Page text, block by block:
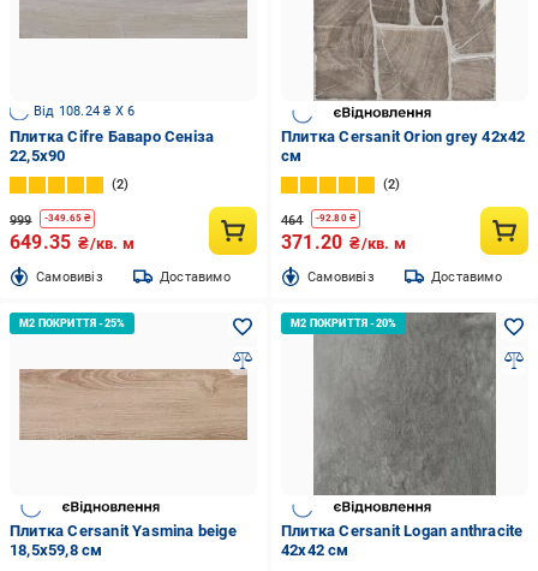
Від 108.24 ₴ X 6
Плитка Cifre Баваро Сеніза
22,5x90
2
999 -349.65 ₴
649.35 ₴/кв. м
Cамовивіз Доставимо
Плитка Cersanit Orion grey 42x42
см
2
464 -92.80₴
371.20 ₴/кв. м
Cамовивіз Доставимо
Плитка Cersanit Yasmina beige
18,5х59,8 см
Плитка Cersanit Logan anthracite
42х42 см